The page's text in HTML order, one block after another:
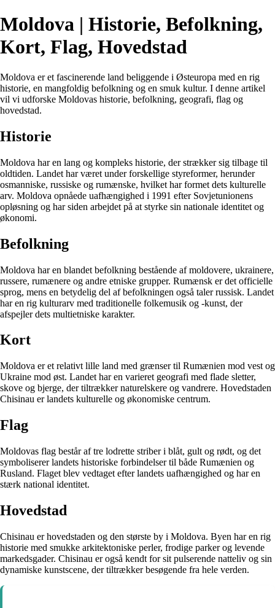
Moldova | Historie, Befolkning,
Kort, Flag, Hovedstad
Moldova er et fascinerende land beliggende i Østeuropa med en rig
historie, en mangfoldig befolkning og en smuk kultur. I denne artikel
vil vi udforske Moldovas historie, befolkning, geografi, flag og
hovedstad.
Historie
Moldova har en lang og kompleks historie, der strækker sig tilbage til
oldtiden. Landet har været under forskellige styreformer, herunder
osmanniske, russiske og rumænske, hvilket har formet dets kulturelle
arv. Moldova opnåede uafhængighed i 1991 efter Sovjetunionens
opløsning og har siden arbejdet på at styrke sin nationale identitet og
økonomi.
Befolkning
Moldova har en blandet befolkning bestående af moldovere, ukrainere,
russere, rumænere og andre etniske grupper. Rumænsk er det officielle
sprog, mens en betydelig del af befolkningen også taler russisk. Landet
har en rig kulturarv med traditionelle folkemusik og -kunst, der
afspejler dets multietniske karakter.
Kort
Moldova er et relativt lille land med grænser til Rumænien mod vest og
Ukraine mod øst. Landet har en varieret geografi med flade sletter,
skove og bjerge, der tiltrækker naturelskere og vandrere. Hovedstaden
Chisinau er landets kulturelle og økonomiske centrum.
Flag
Moldovas flag består af tre lodrette striber i blåt, gult og rødt, og det
symboliserer landets historiske forbindelser til både Rumænien og
Rusland. Flaget blev vedtaget efter landets uafhængighed og har en
stærk national identitet.
Hovedstad
Chisinau er hovedstaden og den største by i Moldova. Byen har en rig
historie med smukke arkitektoniske perler, frodige parker og levende
markedsgader. Chisinau er også kendt for sit pulserende natteliv og sin
dynamiske kunstscene, der tiltrækker besøgende fra hele verden.